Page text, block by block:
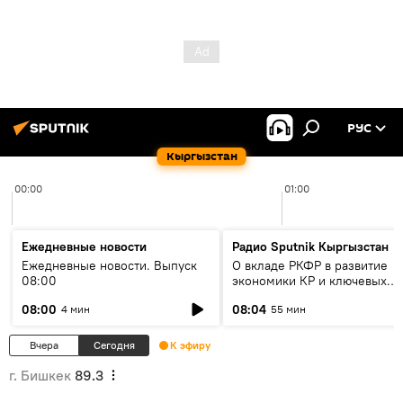
Кыргызстан
РУС
00:00 01:00
Ежедневные новости
Ежедневные новости. Выпуск
08:00
08:00 4 мин
Радио Sputnik Кыргызстан
О вкладе РКФР в развитие
экономики КР и ключевых
08:04 55 мин
Вчера Сегодня К эфиру
г. Бишкек 89.3